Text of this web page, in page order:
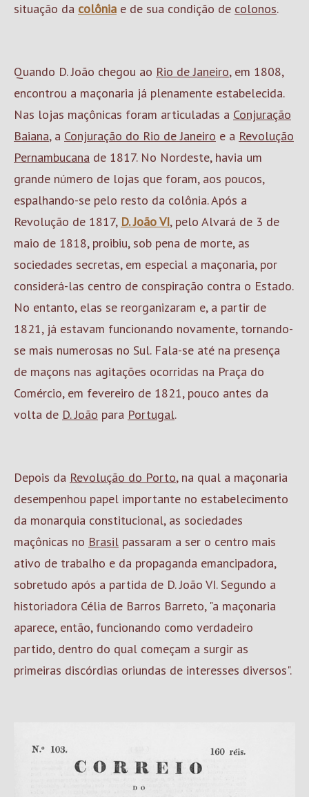
situação da colônia e de sua condição de colonos.
Quando D. João chegou ao Rio de Janeiro, em 1808,
encontrou a maçonaria já plenamente estabelecida.
Nas lojas maçônicas foram articuladas a Conjuração
Baiana, a Conjuração do Rio de Janeiro e a Revolução
Pernambucana de 1817. No Nordeste, havia um
grande número de lojas que foram, aos poucos,
espalhando-se pelo resto da colônia. Após a
Revolução de 1817, D. João VI, pelo Alvará de 3 de
maio de 1818, proibiu, sob pena de morte, as
sociedades secretas, em especial a maçonaria, por
considerá-las centro de conspiração contra o Estado.
No entanto, elas se reorganizaram e, a partir de
1821, já estavam funcionando novamente, tornando-
se mais numerosas no Sul. Fala-se até na presença
de maçons nas agitações ocorridas na Praça do
Comércio, em fevereiro de 1821, pouco antes da
volta de D. João para Portugal.
Depois da Revolução do Porto, na qual a maçonaria
desempenhou papel importante no estabelecimento
da monarquia constitucional, as sociedades
maçônicas no Brasil passaram a ser o centro mais
ativo de trabalho e da propaganda emancipadora,
sobretudo após a partida de D. João VI. Segundo a
historiadora Célia de Barros Barreto, "a maçonaria
aparece, então, funcionando como verdadeiro
partido, dentro do qual começam a surgir as
primeiras discórdias oriundas de interesses diversos".